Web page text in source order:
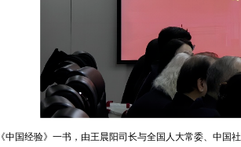
《中国经验》一书，由王晨阳司长与全国人大常委、中